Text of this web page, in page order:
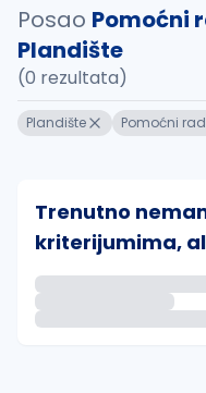
Posao Pomoćni
Plandište
(0 rezultata)
Plandište Pomoćni
Trenutno
kriterijumima,